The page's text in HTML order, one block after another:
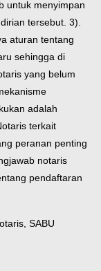
untuk menyimpan
tersebut. 3).
aturan tentang
sehingga di
yang belum
adalah
terkait
peranan penting
notaris
pendaftaran
SABU